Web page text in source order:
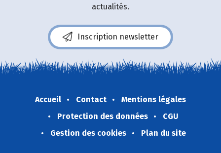
actualités.
Inscription newsletter
Accueil Contact
Mentions légales
Protection des données
CGU
Gestion des cookies
Plan du site